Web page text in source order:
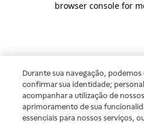
browser console for
Durante sua navegação,
confirmar sua identidade;
acompanhar a utilização de
aprimoramento de sua
essenciais para nossos serviços,